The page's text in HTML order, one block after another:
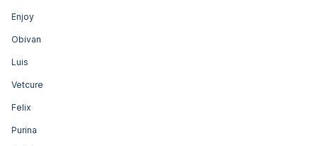
Enjoy
Obivan
Luis
Vetcure
Felix
Purina